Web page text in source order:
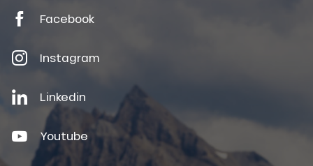
Facebook
Instagram
Linkedin
Youtube